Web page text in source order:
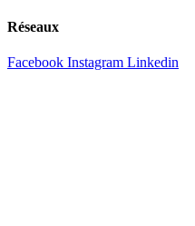
Réseaux
Facebook Instagram Linkedin